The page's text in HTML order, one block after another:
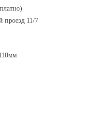
проезд 11/7